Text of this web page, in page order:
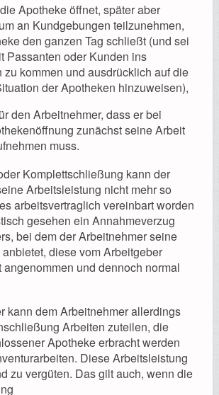
Apotheke öffnet, später aber
an Kundgebungen teilzunehmen,
den ganzen Tag schließt (und sei
Passanten oder Kunden ins
zu kommen und ausdrücklich auf die
der Apotheken hinzuweisen),
den Arbeitnehmer, dass er bei
zunächst seine Arbeit
muss.
Komplettschließung kann der
Arbeitsleistung nicht mehr so
arbeitsvertraglich vereinbart worden
gesehen ein Annahmeverzug
bei dem der Arbeitnehmer seine
diese vom Arbeitgeber
und dennoch normal
kann dem Arbeitnehmer allerdings
Arbeiten zuteilen, die
Apotheke erbracht werden
Diese Arbeitsleistung
zu vergüten. Das gilt auch, wenn die